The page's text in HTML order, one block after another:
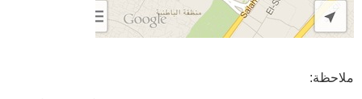
ملاحظة: